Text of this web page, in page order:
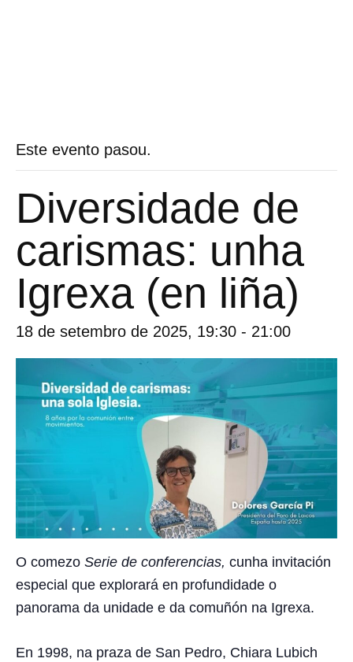
Este evento pasou.
Diversidade de
carismas: unha
Igrexa (en liña)
18 de setembro de 2025, 19:30 - 21:00
O comezo Serie de conferencias, cunha invitación
especial que explorará en profundidade o
panorama da unidade e da comuñón na Igrexa.
En 1998, na praza de San Pedro, Chiara Lubich